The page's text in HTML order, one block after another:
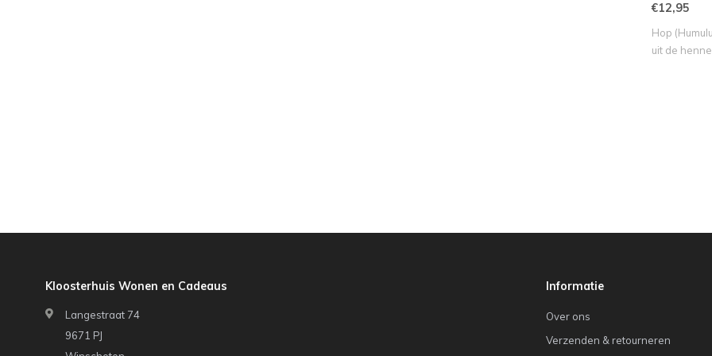
€12,95
Hop
uit de
Kloosterhuis Wonen en Cadeaus
Langestraat 74
9671 PJ
Informatie
Over ons
Verzenden & retourneren